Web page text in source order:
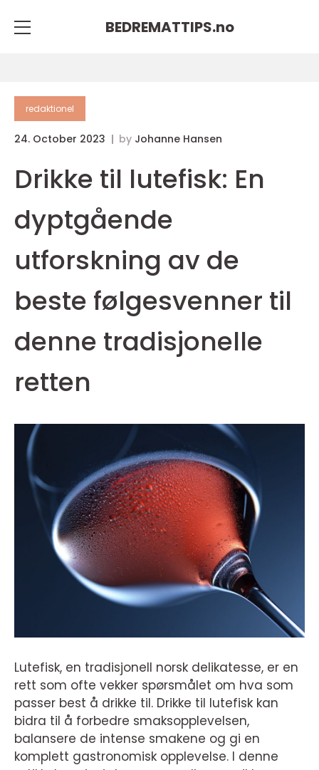
BEDREMATTIPS.no
redaktionel
24. October 2023 by Johanne Hansen
Drikke til lutefisk: En
dyptgående
utforskning av de
beste følgesvenner til
denne tradisjonelle
retten
Lutefisk, en tradisjonell norsk delikatesse, er en
rett som ofte vekker spørsmålet om hva som
passer best å drikke til. Drikke til lutefisk kan
bidra til å forbedre smaksopplevelsen,
balansere de intense smakene og gi en
komplett gastronomisk opplevelse. I denne